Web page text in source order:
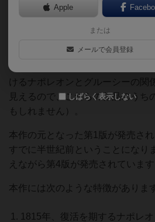
重要な会戦であり、これを扱った
ーションゲームはコンパクトにプ
決着までに数日を要するようなビ
い数の作品があります（トランプ
「ナポレオン」も、ナポレオンと
けるナポレオンとグルーシーの関
見えるので、これらの作品のうち
もしれません）。
本作の元となった第1版が発売さ
すでに半世紀前ということになり
えながら第4版が発売されています
本作には次のような特徴がありま
1815年、復活を期するナポレ
Apple
または
メールで会員登録
しばらく表示しない